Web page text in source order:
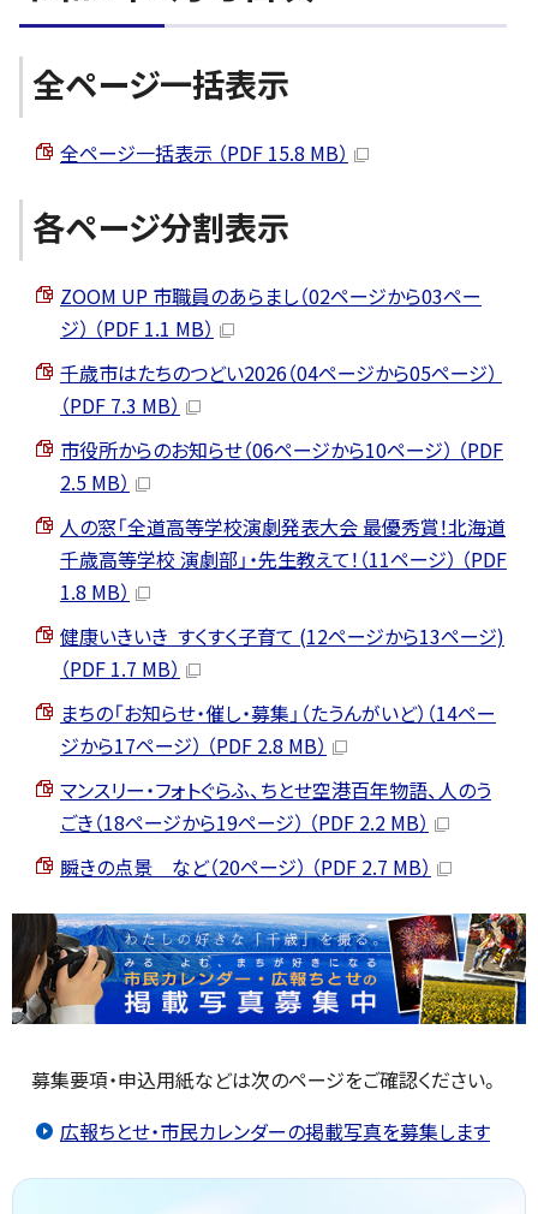
全ページ一括表示
全ページ一括表示 （PDF 15.8 MB）
各ページ分割表示
ZOOM UP 市職員のあらまし（02ページから03ペー
ジ） （PDF 1.1 MB）
千歳市はたちのつどい2026（04ページから05ページ）
（PDF 7.3 MB）
市役所からのお知らせ（06ページから10ページ） （PDF
2.5 MB）
人の窓「全道高等学校演劇発表大会 最優秀賞！北海道
千歳高等学校 演劇部」・先生教えて！（11ページ） （PDF
1.8 MB）
健康いきいき すくすく子育て (12ページから13ページ)
（PDF 1.7 MB）
まちの「お知らせ・催し・募集」（たうんがいど）（14ペー
ジから17ページ） （PDF 2.8 MB）
マンスリー・フォトぐらふ、ちとせ空港百年物語、人のう
ごき（18ページから19ページ） （PDF 2.2 MB）
瞬きの点景 など（20ページ） （PDF 2.7 MB）
募集要項・申込用紙などは次のページをご確認ください。
広報ちとせ・市民カレンダーの掲載写真を募集します